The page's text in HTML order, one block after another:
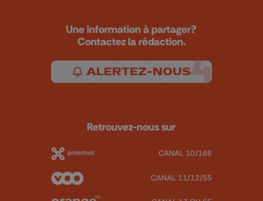
Une information à partager?
Contactez la rédaction.
ALERTEZ-NOUS
Retrouvez-nous sur
CANAL 10/166
CANAL 11/12/55